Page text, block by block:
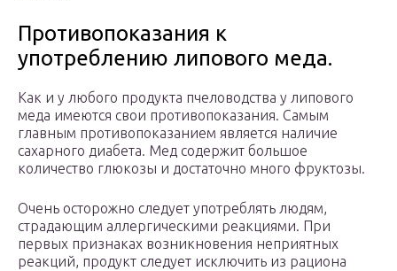
Противопоказания к
употреблению липового меда.
Как и у любого продукта пчеловодства у липового
меда имеются свои противопоказания. Самым
главным противопоказанием является наличие
сахарного диабета. Мед содержит большое
количество глюкозы и достаточно много фруктозы.
Очень осторожно следует употреблять людям,
страдающим аллергическими реакциями. При
первых признаках возникновения неприятных
реакций, продукт следует исключить из рациона